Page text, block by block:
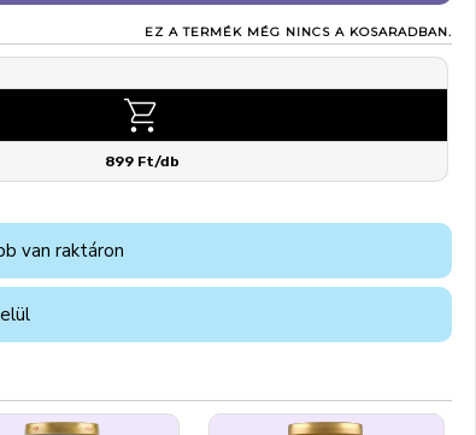
EZ A TERMÉK MÉG NINCS A KOSARADBAN.
899 Ft/db
van raktáron